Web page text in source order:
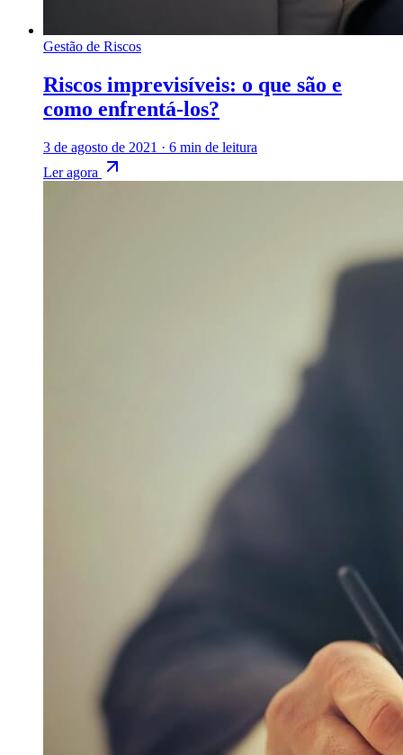
Gestão de Riscos
Riscos imprevisíveis: o que são e
como enfrentá-los?
3 de agosto de 2021 · 6 min de leitura
Ler agora